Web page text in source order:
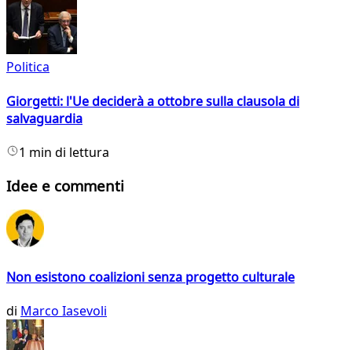
Politica
Giorgetti: l'Ue deciderà a ottobre sulla clausola di
salvaguardia
1 min di lettura
Idee e commenti
Non esistono coalizioni senza progetto culturale
di Marco Iasevoli